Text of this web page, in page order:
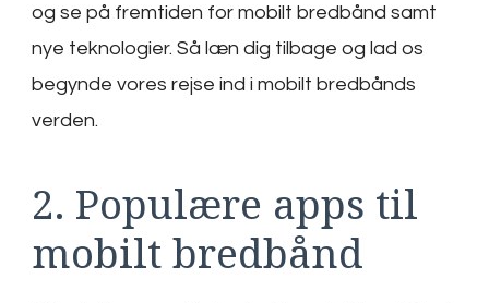
og se på fremtiden for mobilt bredbånd samt
nye teknologier. Så læn dig tilbage og lad os
begynde vores rejse ind i mobilt bredbånds
verden.
2. Populære apps til
mobilt bredbånd